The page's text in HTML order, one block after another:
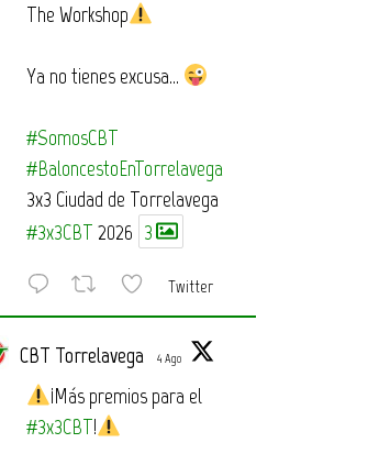
The Workshop
Ya no tienes excusa…
#SomosCBT
#BaloncestoEnTorrelavega
3x3 Ciudad de Torrelavega
#3x3CBT 2026 3
Twitter
CBT Torrelavega 4 Ago
¡Más premios para el
#3x3CBT!